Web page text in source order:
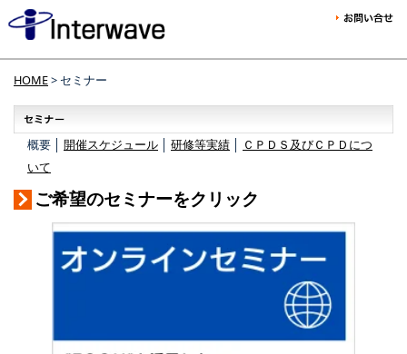
HOME> セミナー
概要 │ 開催スケジュール 研修等実績
ＣＰＤＳ及びＣＰＤにつ
いて
ご希望のセミナーをクリック